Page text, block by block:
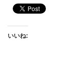
いいね: